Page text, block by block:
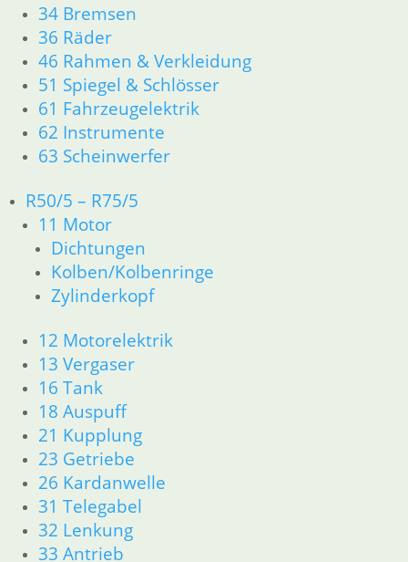
34 Bremsen
36 Räder
46 Rahmen & Verkleidung
51 Spiegel & Schlösser
61 Fahrzeugelektrik
62 Instrumente
63 Scheinwerfer
R50/5 – R75/5
11 Motor
Dichtungen
Kolben/Kolbenringe
Zylinderkopf
12 Motorelektrik
13 Vergaser
16 Tank
18 Auspuff
21 Kupplung
23 Getriebe
26 Kardanwelle
31 Telegabel
32 Lenkung
33 Antrieb
In den Warenkorb
Nadeldüse 2,68
9,50€
Artikelnummer: 1260971
inkl. MwSt.
zzgl.Versandkosten
Schelle 47 – 54
3,90€
Artikelnummer: 9952121
inkl. MwSt.
zzgl. Versandkosten
In den Warenkorb
Düsennadel / Nadel für
Gasschieber
7,80€
Artikelnummer: 1255840
inkl. MwSt.
zzgl. Versandkosten